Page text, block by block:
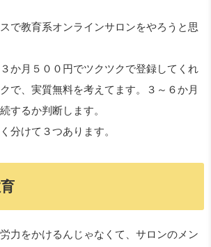
で教育系オンラインサロンをやろうと思
か月５００円でツクツクで登録してくれ
で、実質無料を考えてます。３～６か月
するか判断します。
分けて３つあります。
力をかけるんじゃなくて、サロンのメン